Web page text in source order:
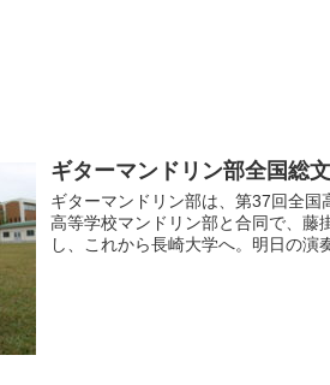
ギターマンドリン部全国総
ギターマンドリン部は、第37回全
高等学校マンドリン部と合同で、藤
し、これから長崎大学へ。明日の演